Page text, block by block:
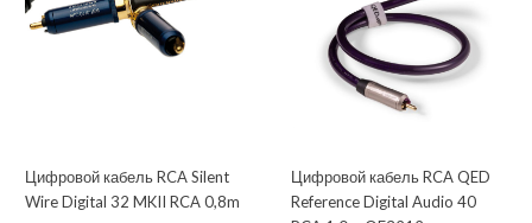
Цифровой кабель RCA Silent
Wire Digital 32 MKII RCA 0,8m
Цифровой кабель RCA QED
Reference Digital Audio 40